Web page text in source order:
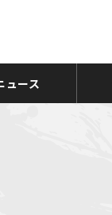
ュース